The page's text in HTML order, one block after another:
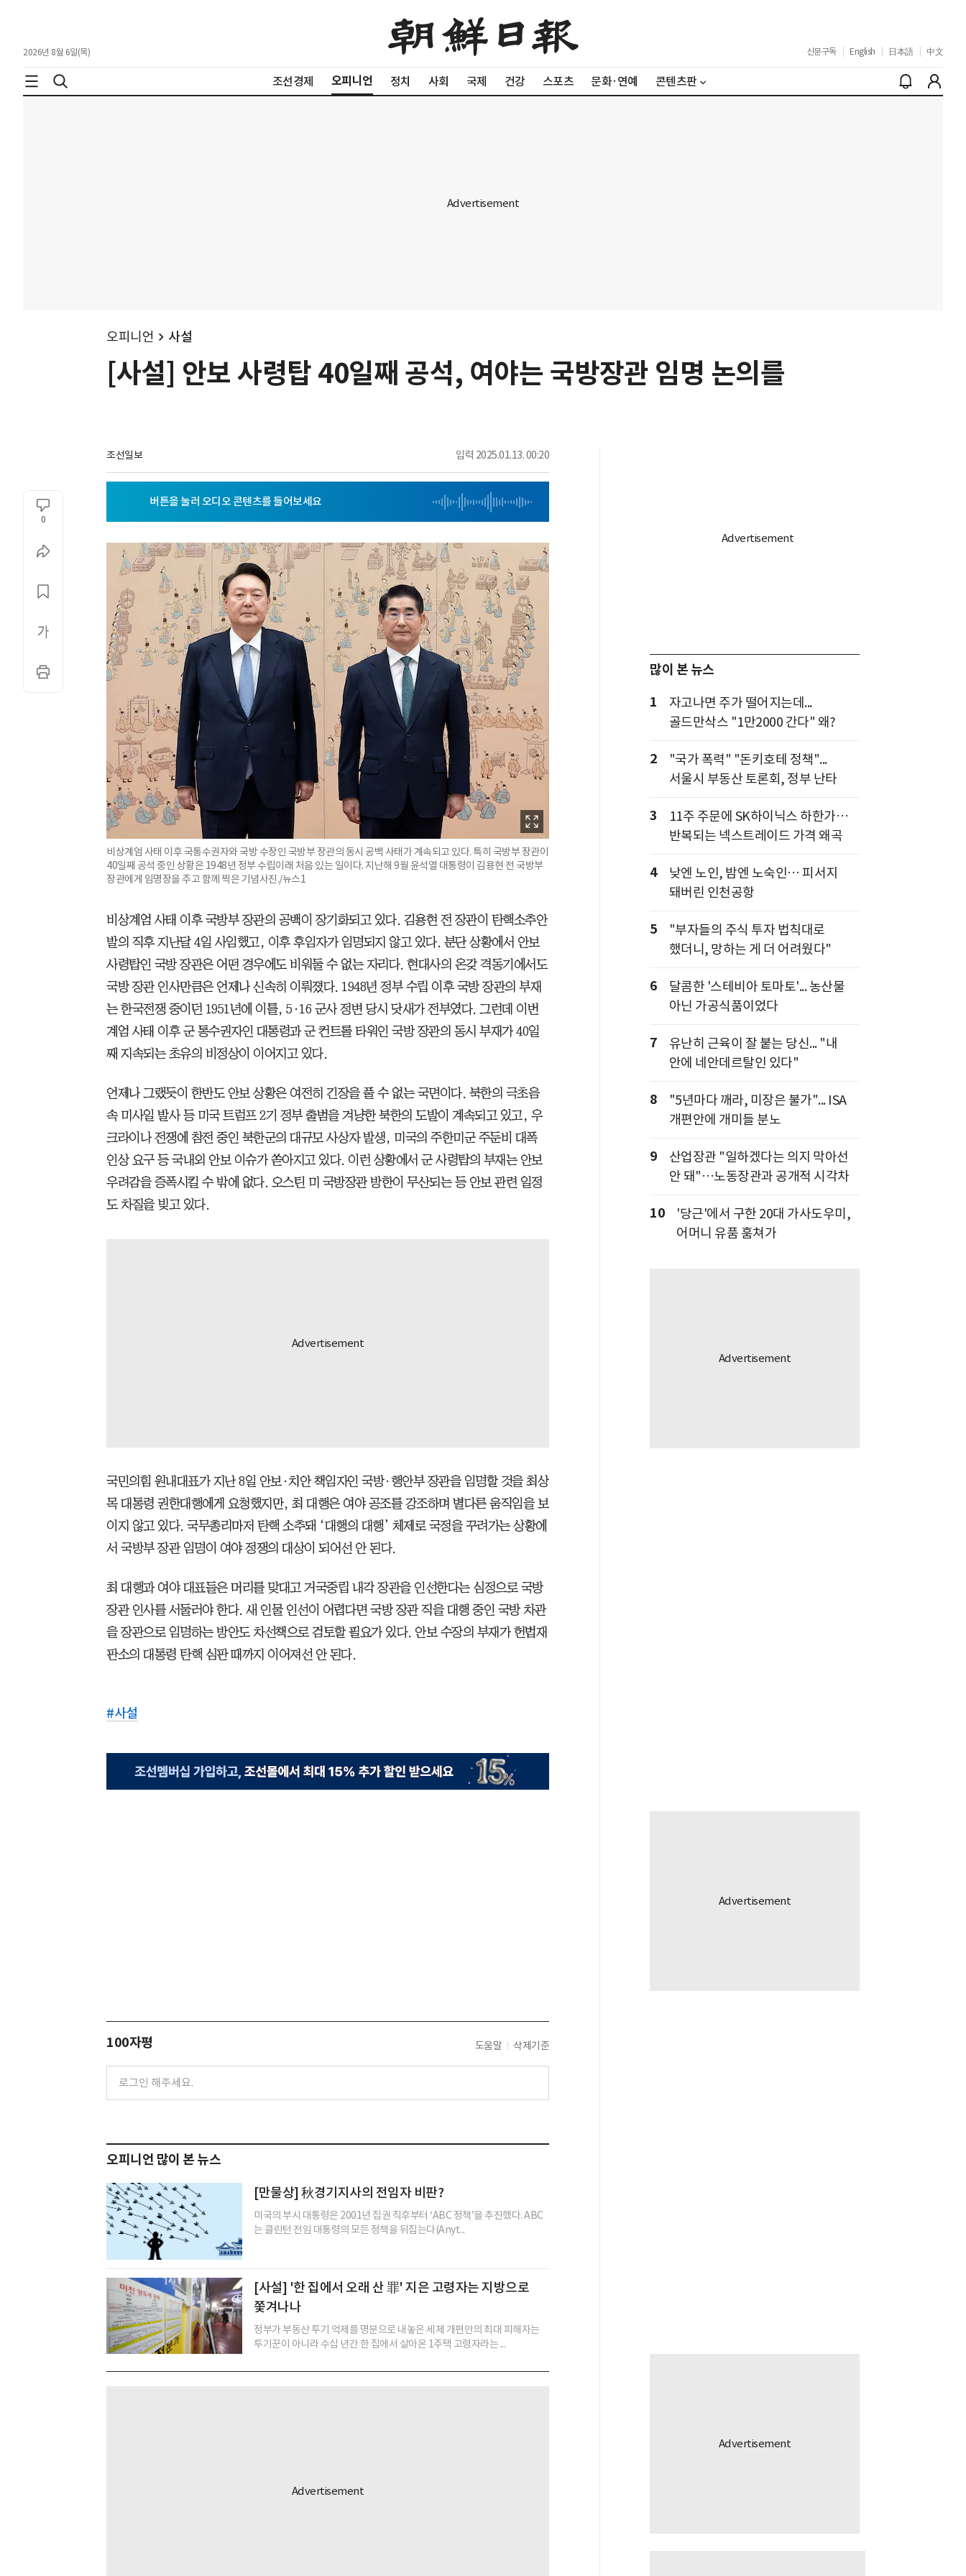
2026년 8월 6일(목) 신문구독 English 日本語 中文
조선경제 오피니언 정치 사회 국제 건강 스포츠 문화·연예 콘텐츠판
오피니언 사설
[사설] 안보 사령탑 40일째 공석, 여야는 국방장관 임명 논의를
조선일보 입력 2025.01.13. 00:20
0
비상계엄 사태 이후 국통수권자와 국방 수장인 국방부 장관의 동시 공백 사태가 계속되고 있다. 특히 국방부 장관이
40일째 공석 중인 상황은 1948년 정부 수립이래 처음 있는 일이다. 지난해 9월 윤석열 대통령이 김용현 전 국방부
장관에게 임명장을 주고 함께 찍은 기념사진./뉴스1
비상계엄 사태 이후 국방부 장관의 공백이 장기화되고 있다. 김용현 전 장관이 탄핵소추안
발의 직후 지난달 4일 사임했고, 이후 후임자가 임명되지 않고 있다. 분단 상황에서 안보
사령탑인 국방 장관은 어떤 경우에도 비워둘 수 없는 자리다. 현대사의 온갖 격동기에서도
국방 장관 인사만큼은 언제나 신속히 이뤄졌다. 1948년 정부 수립 이후 국방 장관의 부재
는 한국전쟁 중이던 1951년에 이틀, 5·16 군사 정변 당시 닷새가 전부였다. 그런데 이번
계엄 사태 이후 군 통수권자인 대통령과 군 컨트롤 타워인 국방 장관의 동시 부재가 40일
째 지속되는 초유의 비정상이 이어지고 있다.
언제나 그랬듯이 한반도 안보 상황은 여전히 긴장을 풀 수 없는 국면이다. 북한의 극초음
속 미사일 발사 등 미국 트럼프 2기 정부 출범을 겨냥한 북한의 도발이 계속되고 있고, 우
크라이나 전쟁에 참전 중인 북한군의 대규모 사상자 발생, 미국의 주한미군 주둔비 대폭
인상 요구 등 국내외 안보 이슈가 쏟아지고 있다. 이런 상황에서 군 사령탑의 부재는 안보
우려감을 증폭시킬 수 밖에 없다. 오스틴 미 국방장관 방한이 무산되는 등 안보 관련 일정
도 차질을 빚고 있다.
국민의힘 원내대표가 지난 8일 안보·치안 책임자인 국방·행안부 장관을 임명할 것을 최상
목 대통령 권한대행에게 요청했지만, 최 대행은 여야 공조를 강조하며 별다른 움직임을 보
이지 않고 있다. 국무총리마저 탄핵 소추돼 ‘대행의 대행’ 체제로 국정을 꾸려가는 상황에
서 국방부 장관 임명이 여야 정쟁의 대상이 되어선 안 된다.
최 대행과 여야 대표들은 머리를 맞대고 거국중립 내각 장관을 인선한다는 심정으로 국방
장관 인사를 서둘러야 한다. 새 인물 인선이 어렵다면 국방 장관 직을 대행 중인 국방 차관
을 장관으로 임명하는 방안도 차선책으로 검토할 필요가 있다. 안보 수장의 부재가 헌법재
판소의 대통령 탄핵 심판 때까지 이어져선 안 된다.
#사설
100자평 도움말 삭제기준
오피니언 많이 본 뉴스
[만물상] 秋경기지사의 전임자 비판?
미국의 부시 대통령은 2001년 집권 직후부터 ‘ABC 정책’을 추진했다. ABC
는 클린턴 전임 대통령의 모든 정책을 뒤집는다(Anyt...
[사설] '한 집에서 오래 산 罪' 지은 고령자는 지방으로
쫓겨나나
정부가 부동산 투기 억제를 명분으로 내놓은 세제 개편안의 최대 피해자는
투기꾼이 아니라 수십 년간 한 집에서 살아온 1주택 고령자라는 ...
많이 본 뉴스
1
자고나면 주가 떨어지는데...
골드만삭스 "1만2000 간다" 왜?
2
"국가 폭력" "돈키호테 정책"...
서울시 부동산 토론회, 정부 난타
3
11주 주문에 SK하이닉스 하한가…
반복되는 넥스트레이드 가격 왜곡
4
낮엔 노인, 밤엔 노숙인… 피서지
돼버린 인천공항
5
"부자들의 주식 투자 법칙대로
했더니, 망하는 게 더 어려웠다"
6
달콤한 '스테비아 토마토'... 농산물
아닌 가공식품이었다
7
유난히 근육이 잘 붙는 당신... "내
안에 네안데르탈인 있다"
8
"5년마다 깨라, 미장은 불가"... ISA
개편안에 개미들 분노
9
산업장관 "일하겠다는 의지 막아선
안 돼"…노동장관과 공개적 시각차
10
'당근'에서 구한 20대 가사도우미,
어머니 유품 훔쳐가